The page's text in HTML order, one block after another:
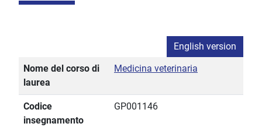
English version
Nome del corso di
laurea
Medicina veterinaria
Codice
insegnamento
GP001146